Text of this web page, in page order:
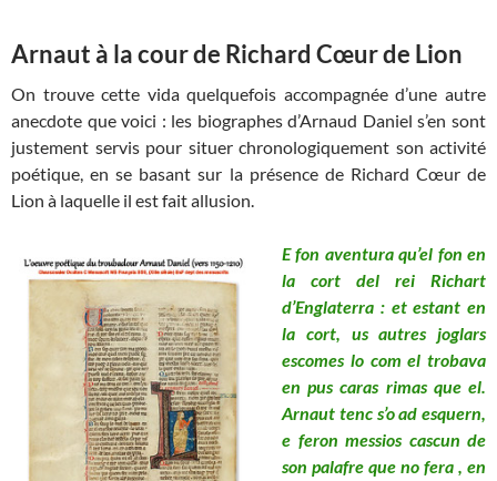
Arnaut à la cour de Richard Cœur de Lion
On trouve cette vida quelquefois accompagnée d’une autre
anecdote que voici : les biographes d’Arnaud Daniel s’en sont
justement servis pour situer chronologiquement son activité
poétique, en se basant sur la présence de Richard Cœur de
Lion à laquelle il est fait allusion.
E fon aventura qu’el fon en
la cort del rei Richart
d’Englaterra : et estant en
la cort, us autres joglars
escomes lo com el trobava
en pus caras rimas que el.
Arnaut tenc s’o ad esquern,
e feron messios cascun de
son palafre que no fera , en